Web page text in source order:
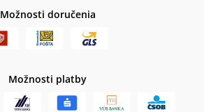
Možnosti doručenia
Možnosti platby